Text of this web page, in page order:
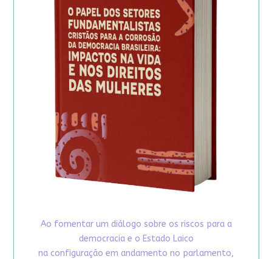
Ao fomentar um diálogo sobre os riscos para a
democracia e o Estado Laico
na configuração em andamento no parlamento,